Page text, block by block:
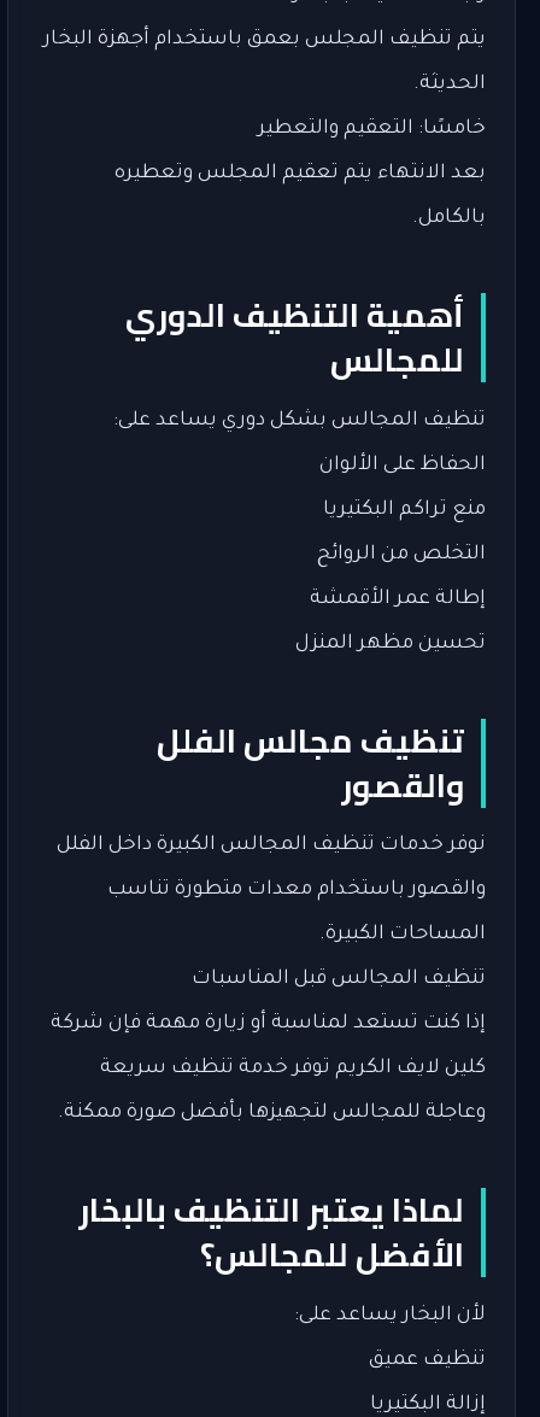
يتم تنظيف المجلس بعمق باستخدام أجهزة البخار
الحديثة.
خامسًا: التعقيم والتعطير
بعد الانتهاء يتم تعقيم المجلس وتعطيره
بالكامل.
أهمية التنظيف الدوري
للمجالس
تنظيف المجالس بشكل دوري يساعد على:
الحفاظ على الألوان
منع تراكم البكتيريا
التخلص من الروائح
إطالة عمر الأقمشة
تحسين مظهر المنزل
تنظيف مجالس الفلل
والقصور
نوفر خدمات تنظيف المجالس الكبيرة داخل الفلل
والقصور باستخدام معدات متطورة تناسب
المساحات الكبيرة.
تنظيف المجالس قبل المناسبات
إذا كنت تستعد لمناسبة أو زيارة مهمة فإن شركة
كلين لايف الكريم توفر خدمة تنظيف سريعة
وعاجلة للمجالس لتجهيزها بأفضل صورة ممكنة.
لماذا يعتبر التنظيف بالبخار
الأفضل للمجالس؟
لأن البخار يساعد على:
تنظيف عميق
إزالة البكتيريا